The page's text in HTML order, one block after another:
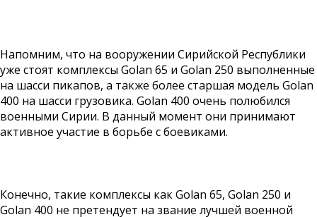
Напомним, что на вооружении Сирийской Республики
уже стоят комплексы Golan 65 и Golan 250 выполненные
на шасси пикапов, а также более старшая модель Golan
400 на шасси грузовика. Golan 400 очень полюбился
военными Сирии. В данный момент они принимают
активное участие в борьбе с боевиками.
Конечно, такие комплексы как Golan 65, Golan 250 и
Golan 400 не претендует на звание лучшей военной